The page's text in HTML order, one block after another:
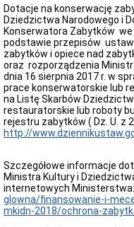
finansowa
Statystyki
Wojewódzka
Rada
Ochrony
Zabytków
Poradnik
klienta
Jak
załatwić
sprawę
interesantów
Opłaty
skarbowe
Szukam
Dotacje na konserwację
Dziedzictwa Narodowego i
Konserwatora Zabytków we
podstawie przepisów
zabytków i opiece nad
oraz rozporządzenia
dnia 16 sierpnia 2017 r. w
prace konserwatorskie lub
na Listę Skarbów
restauratorskie lub roboty
rejestru zabytków ( Dz. U. z
http://
Szczegółowe informacje
Ministra Kultury i
internetowych Ministerstwa:
glowna/finansowanie-i-
mkidn-2018/ochrona-